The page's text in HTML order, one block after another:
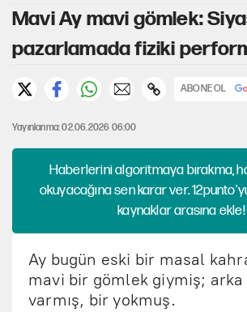
Mavi Ay mavi gömlek:
pazarlamada fiziki
ABONE OL
Yayınlanma: 02.06.2026 06:00
Haberlerini algoritmaya bırakma,
okuyacağına sen karar ver.
kaynaklar arasına ekle!
Ay bugün eski bir masal
mavi bir gömlek giymiş; arka
varmış, bir yokmuş.